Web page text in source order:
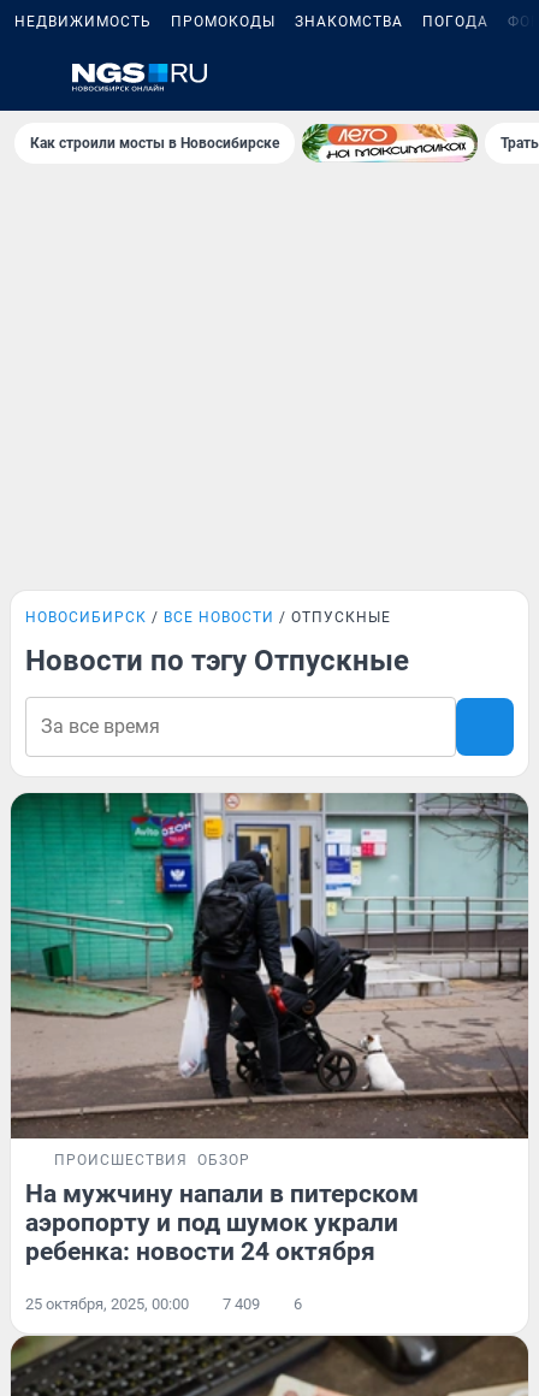
НЕДВИЖИМОСТЬ ПРОМОКОДЫ ЗНАКОМСТВА ПОГОДА
Как строили мосты в Новосибирске
НОВОСИБИРСК ВСЕ НОВОСТИ ОТПУСКНЫЕ
Новости по тэгу Отпускные
ПРОИСШЕСТВИЯ ОБЗОР
На мужчину напали в питерском
аэропорту и под шумок украли
ребенка: новости 24 октября
25 октября, 2025, 00:00 7 409 6